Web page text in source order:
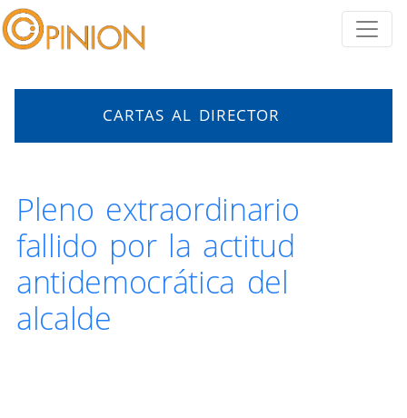
CARTAS AL DIRECTOR
Pleno extraordinario
fallido por la actitud
antidemocrática del
alcalde